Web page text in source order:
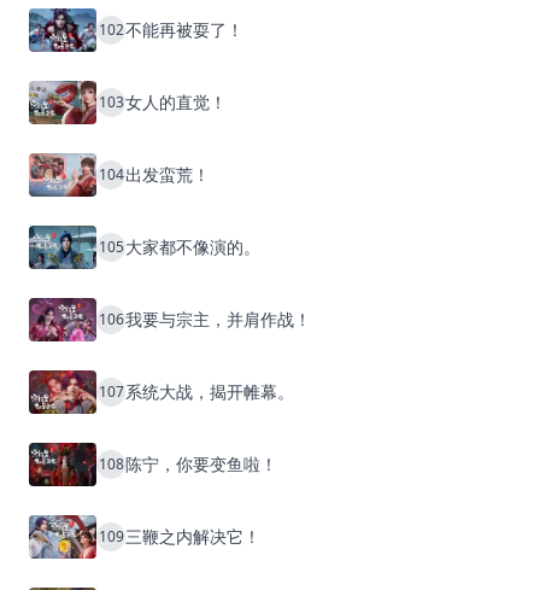
102不能再被耍了！
103女人的直觉！
104出发蛮荒！
105大家都不像演的。
106我要与宗主，并肩作战！
107系统大战，揭开帷幕。
108陈宁，你要变鱼啦！
109三鞭之内解决它！